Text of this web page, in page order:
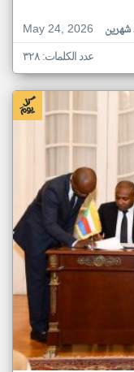
May 24, 2026
شهرين
عدد الكلمات: ٣٢٨